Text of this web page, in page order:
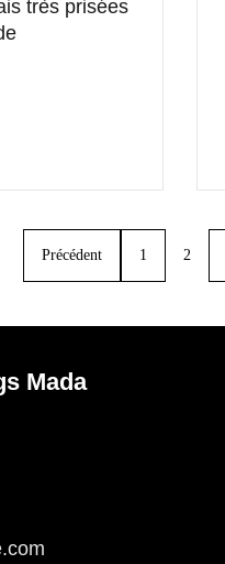
très prisées
Précédent 1 2
Mada